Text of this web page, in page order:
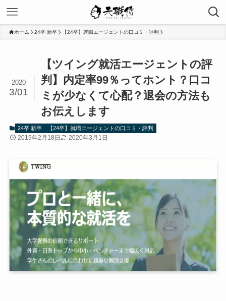
ホーム 24卒 新卒 【24卒】就職エージェントの口コミ・評判
【ツイング就活エージェントの評
判】内定率99％ってホント？口コ
ミが少なくて心配？退会の方法も
お伝えします
2020
3/01
24卒 新卒 【24卒】就職エージェントの口コミ・評判
2019年2月18日 2020年3月1日